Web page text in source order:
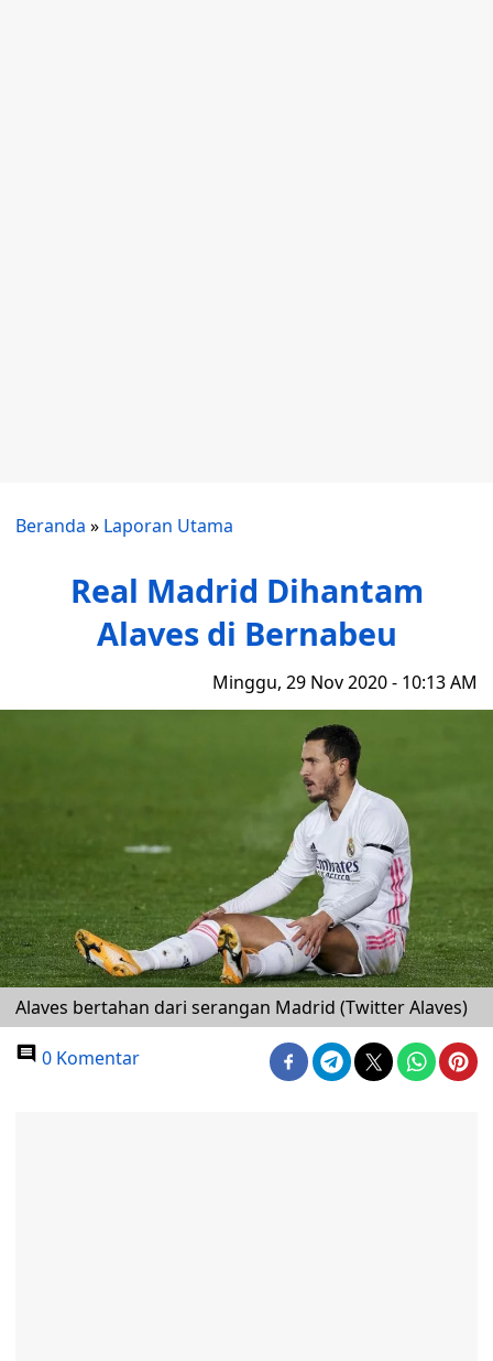
Beranda » Laporan Utama
Real Madrid Dihantam
Alaves di Bernabeu
Minggu, 29 Nov 2020 - 10:13 AM
Alaves bertahan dari serangan Madrid (Twitter Alaves)
0 Komentar